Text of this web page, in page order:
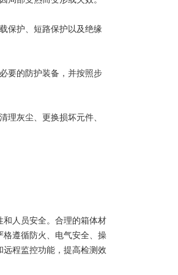
保护、短路保护以及绝缘
要的防护装备，并按照步
灰尘、更换损坏元件、
人员安全。合理的箱体材
遵循防火、电气安全、操
程监控功能，提高检测效